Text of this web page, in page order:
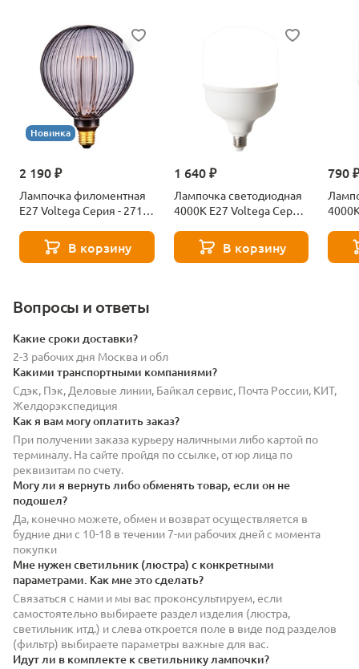
Новинка
2 190 ₽
Лампочка филоментная
Е27 Voltega Серия - 271
В корзину
1 640 ₽
Лампочка светодиодная
4000К Е27 Voltega Серия
В корзину
790
Вопросы и ответы
Какие сроки доставки?
2-3 рабочих дня Москва и обл
Какими транспортными компаниями?
Сдэк, Пэк, Деловые линии, Байкал сервис, Почта России, КИТ,
Желдорэкспедиция
Как я вам могу оплатить заказ?
При получении заказа курьеру наличными либо картой по
терминалу. На сайте пройдя по ссылке, от юр лица по
реквизитам по счету.
Могу ли я вернуть либо обменять товар, если он не
подошел?
Да, конечно можете, обмен и возврат осуществляется в
будние дни с 10-18 в течении 7-ми рабочих дней с момента
покупки
Мне нужен светильник (люстра) с конкретными
параметрами. Как мне это сделать?
Связаться с нами и мы вас проконсультируем, если
самостоятельно выбираете раздел изделия (люстра,
светильник итд.) и слева откроется поле в виде под разделов
(фильтр) выбираете параметры важные для вас.
Идут ли в комплекте к светильнику лампочки?